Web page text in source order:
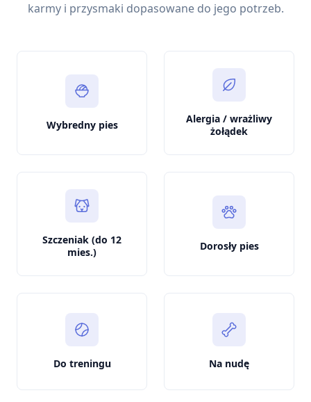
karmy i przysmaki dopasowane do jego potrzeb.
Wybredny pies
Alergia / wrażliwy
żołądek
Szczeniak (do 12
mies.)
Dorosły pies
Do treningu Na nudę